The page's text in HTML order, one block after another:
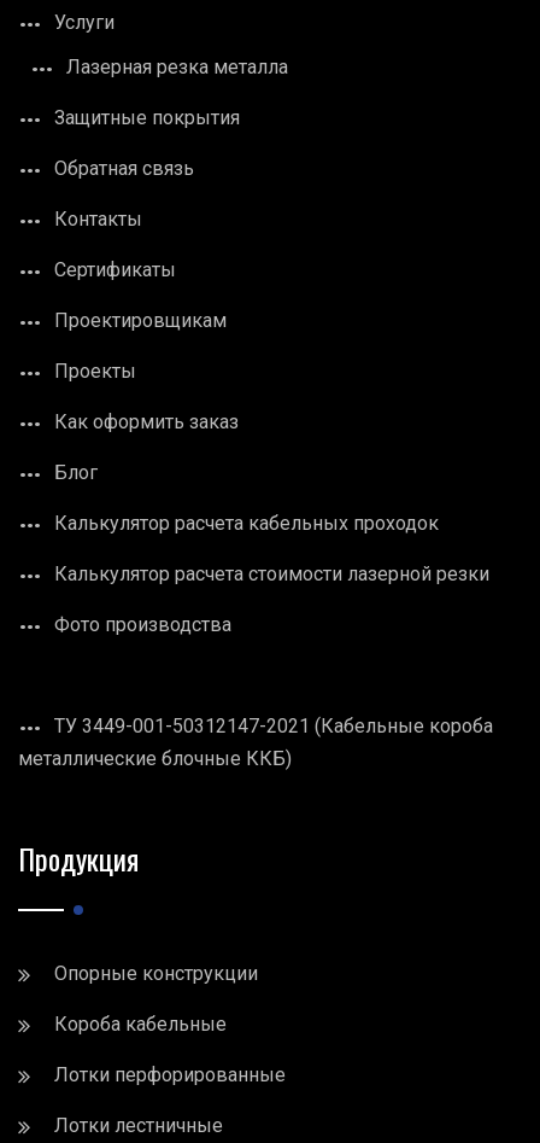
Услуги
Лазерная резка металла
Защитные покрытия
Обратная связь
Контакты
Сертификаты
Проектировщикам
Проекты
Как оформить заказ
Блог
Калькулятор расчета кабельных проходок
Калькулятор расчета стоимости лазерной резки
Фото производства
ТУ 3449-001-50312147-2021 (Кабельные короба
металлические блочные ККБ)
Продукция
Опорные конструкции
Короба кабельные
Лотки перфорированные
Лотки лестничные